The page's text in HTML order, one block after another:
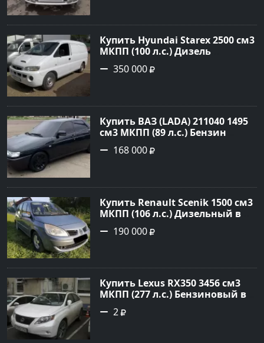
Авторынок23
Купить Hyundai Starex 2500 см3
МКПП (100 л.с.) Дизель
турбонаддув в Краснодар:
цвет белый Фургон 2014 года
Авторынок23
350 000
Купить ВАЗ (LADA) 211040 1495
см3 МКПП (89 л.с.) Бензин
инжектор в Краснодвр: цвет
Черный Седан 2007 года по
Авторынок23
168 000
Купить Renault Scenik 1500 см3
МКПП (106 л.с.) Дизельный в
Белореченск: цвет Голубой
Универсал 2007 года по цене
190 000
Купить Lexus RX350 3456 см3
МКПП (277 л.с.) Бензиновый в
Краснодар: цвет
Перламутрово-белый
2